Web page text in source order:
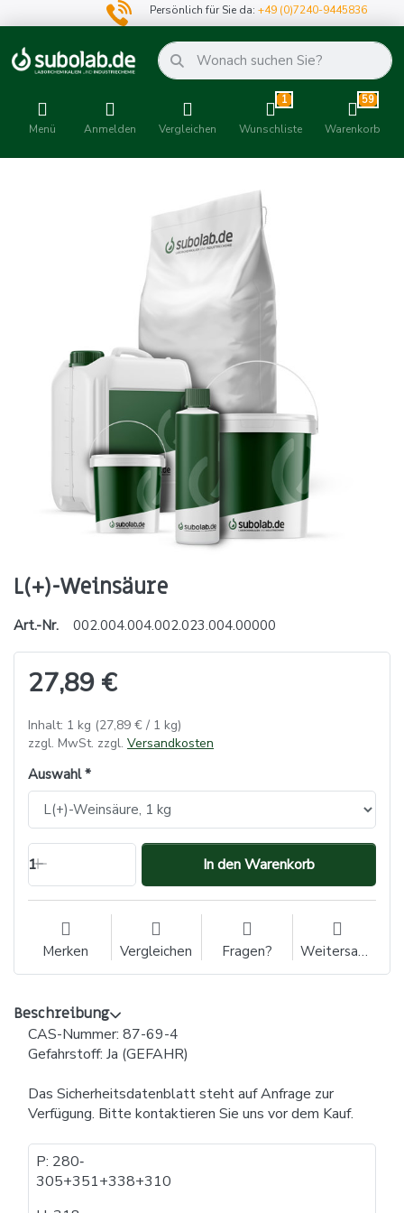
Persönlich für Sie da:+49 (0)7240-9445836
Menü Anmelden Vergleichen
1
Wunschliste
59
Warenkorb
L(+)-Weinsäure
Art.-Nr. 002.004.004.002.023.004.00000
27,89 €
Inhalt: 1 kg (27,89 € / 1 kg)
zzgl. MwSt. zzgl. Versandkosten
Auswahl
1 In den Warenkorb
Merken Vergleichen Fragen? Weitersagen
Beschreibung
CAS-Nummer: 87-69-4
Gefahrstoff: Ja (GEFAHR)
Das Sicherheitsdatenblatt steht auf Anfrage zur
Verfügung. Bitte kontaktieren Sie uns vor dem Kauf.
P: 280​‐​
305+351+338+310